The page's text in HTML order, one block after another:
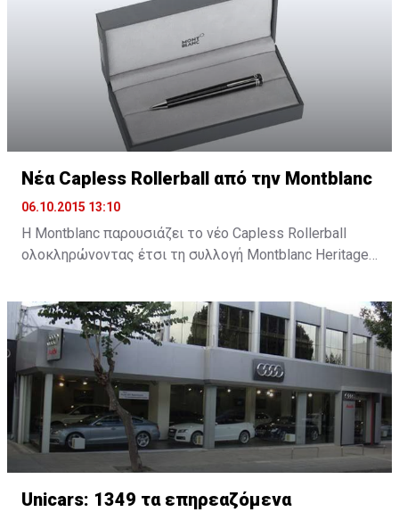
Νέα Capless Rollerball από την Montblanc
06.10.2015 13:10
Η Montblanc παρουσιάζει το νέο Capless Rollerball
ολοκληρώνοντας έτσι τη συλλογή Montblanc Heritage
καινοτομία και τη σχεδιαστική παράδοση της
Montblanc.
Unicars: 1349 τα επηρεαζόμενα